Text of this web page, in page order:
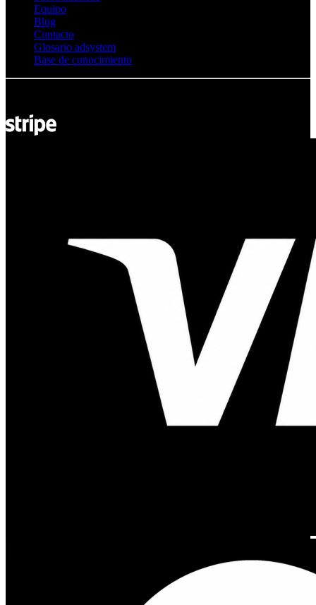
Equipo
Blog
Contacto
Glosario adsystem
Base de conocimiento